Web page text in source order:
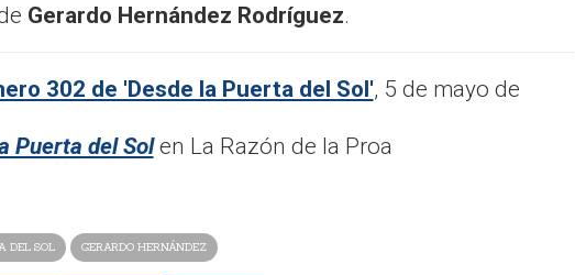
Gerardo Hernández Rodríguez.
302 de 'Desde la Puerta del Sol', 5 de mayo de
Puerta del Solen La Razón de la Proa
DEL SOL GERARDO HERNÁNDEZ